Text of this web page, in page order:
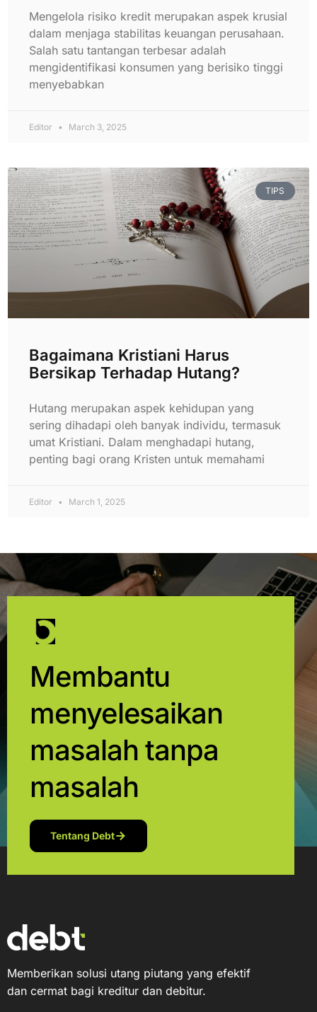
Mengelola risiko kredit merupakan aspek krusial
dalam menjaga stabilitas keuangan perusahaan.
Salah satu tantangan terbesar adalah
mengidentifikasi konsumen yang berisiko tinggi
menyebabkan
Editor March 3, 2025
TIPS
Bagaimana Kristiani Harus
Bersikap Terhadap Hutang?
Hutang merupakan aspek kehidupan yang
sering dihadapi oleh banyak individu, termasuk
umat Kristiani. Dalam menghadapi hutang,
penting bagi orang Kristen untuk memahami
Editor March 1, 2025
Membantu
menyelesaikan
masalah tanpa
masalah
Tentang Debt
Memberikan solusi utang piutang yang efektif
dan cermat bagi kreditur dan debitur.